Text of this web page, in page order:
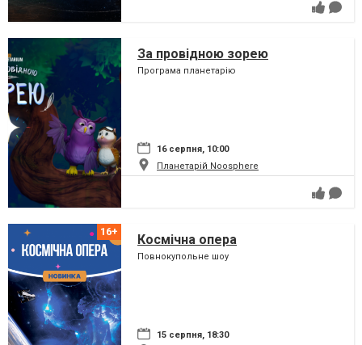
За провідною зорею
Програма планетарію
16 серпня, 10:00
Планетарій Noosphere
Космічна опера
Повнокупольне шоу
15 серпня, 18:30